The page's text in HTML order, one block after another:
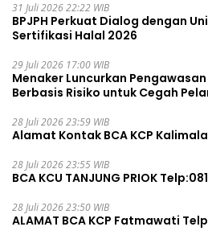
31 Juli 2026 22:22 WIB
BPJPH Perkuat Dialog dengan
Sertifikasi Halal 2026
29 Juli 2026 17:00 WIB
Menaker Luncurkan
Berbasis Risiko untuk Cegah
28 Juli 2026 23:59 WIB
Alamat Kontak BCA KCP
28 Juli 2026 23:55 WIB
BCA KCU TANJUNG PRIOK
28 Juli 2026 23:50 WIB
ALAMAT BCA KCP Fatmawati